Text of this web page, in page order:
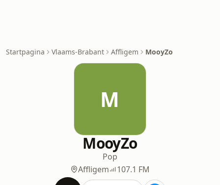
Startpagina Vlaams-Brabant Affligem MooyZo
M
MooyZo
Pop
Affligem
107.1 FM